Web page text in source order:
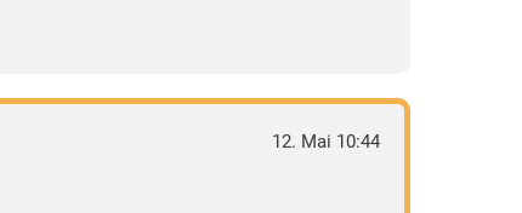
12. Mai 10:44